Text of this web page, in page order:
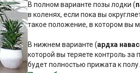
В полном варианте позы лодки (
в коленях, если пока вы
такое положение, в котором вы
В нижнем варианте (ардха
которой вы теряете контроль за
будет полностью прижата к